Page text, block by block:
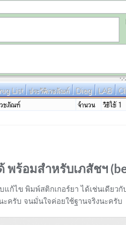
พร้อมสำหรับเภสัชฯ
ไข พิมพ์สติกเกอร์ยา ได้เช่นเดียวกั
ครับ จนมั่นใจค่อยใช้ฐานจริงนะครับ